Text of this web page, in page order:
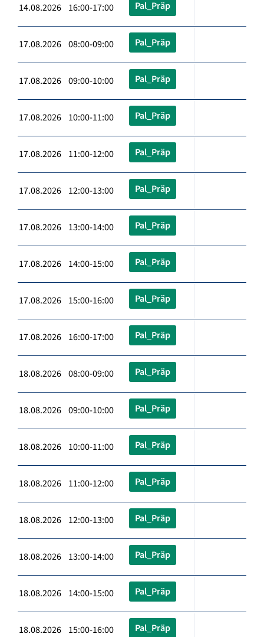
14.08.2026 16:00-17:00 Pal_Präp
17.08.2026 08:00-09:00 Pal_Präp
17.08.2026 09:00-10:00 Pal_Präp
17.08.2026 10:00-11:00 Pal_Präp
17.08.2026 11:00-12:00 Pal_Präp
17.08.2026 12:00-13:00 Pal_Präp
17.08.2026 13:00-14:00 Pal_Präp
17.08.2026 14:00-15:00 Pal_Präp
17.08.2026 15:00-16:00 Pal_Präp
17.08.2026 16:00-17:00 Pal_Präp
18.08.2026 08:00-09:00 Pal_Präp
18.08.2026 09:00-10:00 Pal_Präp
18.08.2026 10:00-11:00 Pal_Präp
18.08.2026 11:00-12:00 Pal_Präp
18.08.2026 12:00-13:00 Pal_Präp
18.08.2026 13:00-14:00 Pal_Präp
18.08.2026 14:00-15:00 Pal_Präp
18.08.2026 15:00-16:00 Pal_Präp